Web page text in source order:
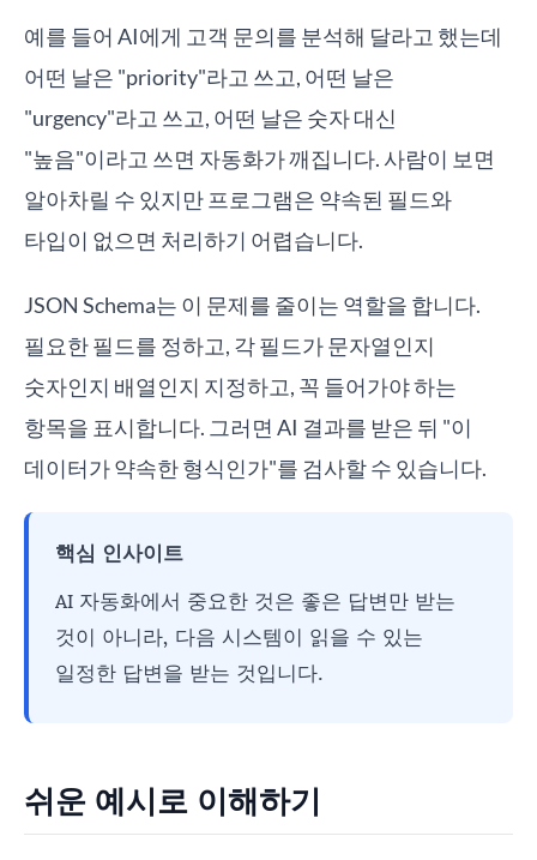
예를 들어 AI에게 고객 문의를 분석해 달라고 했는데
어떤 날은 "priority"라고 쓰고, 어떤 날은
"urgency"라고 쓰고, 어떤 날은 숫자 대신
"높음"이라고 쓰면 자동화가 깨집니다. 사람이 보면
알아차릴 수 있지만 프로그램은 약속된 필드와
타입이 없으면 처리하기 어렵습니다.
JSON Schema는 이 문제를 줄이는 역할을 합니다.
필요한 필드를 정하고, 각 필드가 문자열인지
숫자인지 배열인지 지정하고, 꼭 들어가야 하는
항목을 표시합니다. 그러면 AI 결과를 받은 뒤 "이
데이터가 약속한 형식인가"를 검사할 수 있습니다.
핵심 인사이트
AI 자동화에서 중요한 것은 좋은 답변만 받는
것이 아니라, 다음 시스템이 읽을 수 있는
일정한 답변을 받는 것입니다.
쉬운 예시로 이해하기